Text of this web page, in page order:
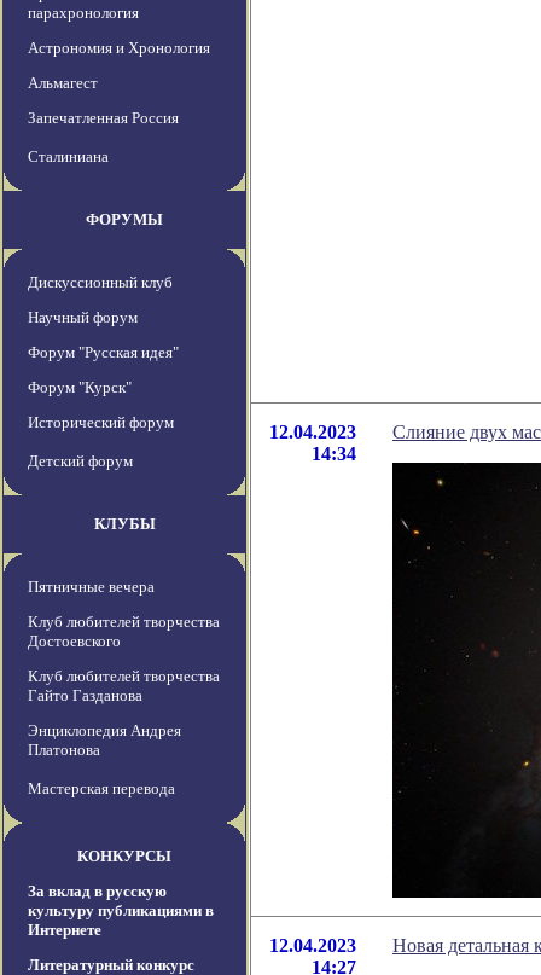
парахронология
Астрономия и Хронология
Альмагест
Запечатленная Россия
Сталиниана
ФОРУМЫ
Дискуссионный клуб
Научный форум
Форум "Русская идея"
Форум "Курск"
Исторический форум
Детский форум
КЛУБЫ
Пятничные вечера
Клуб любителей творчества
Достоевского
Клуб любителей творчества
Гайто Газданова
Энциклопедия Андрея
Платонова
Мастерская перевода
КОНКУРСЫ
За вклад в русскую
культуру публикациями в
Интернете
Литературный конкурс
12.04.2023
14:34
Слияние двух
12.04.2023
14:27
Новая детальная